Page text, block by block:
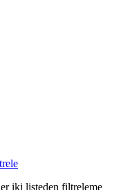
iki listeden filtreleme